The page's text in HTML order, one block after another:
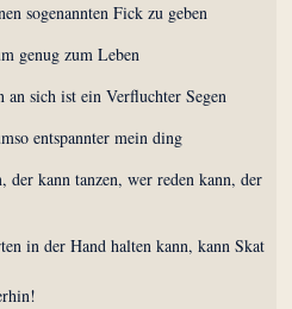
sogenannten Fick zu geben
genug zum Leben
an sich ist ein Verfluchter Segen
entspannter mein ding
der kann tanzen, wer reden kann, der
in der Hand halten kann, kann Skat